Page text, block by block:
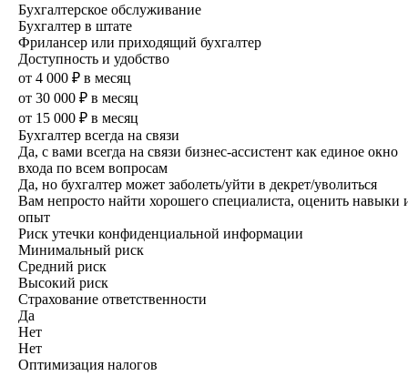
Бухгалтерское обслуживание
Бухгалтер в штате
Фрилансер или приходящий бухгалтер
Доступность и удобство
от 4 000 ₽ в месяц
от 30 000 ₽ в месяц
от 15 000 ₽ в месяц
Бухгалтер всегда на связи
Да, с вами всегда на связи бизнес-ассистент как единое окно
входа по всем вопросам
Да, но бухгалтер может заболеть/уйти в декрет/уволиться
Вам непросто найти хорошего специ­алиста, оценить навыки
опыт
Риск утечки конфиденциальной информации
Минимальный риск
Средний риск
Высокий риск
Страхование ответственности
Да
Нет
Нет
Оптимизация налогов